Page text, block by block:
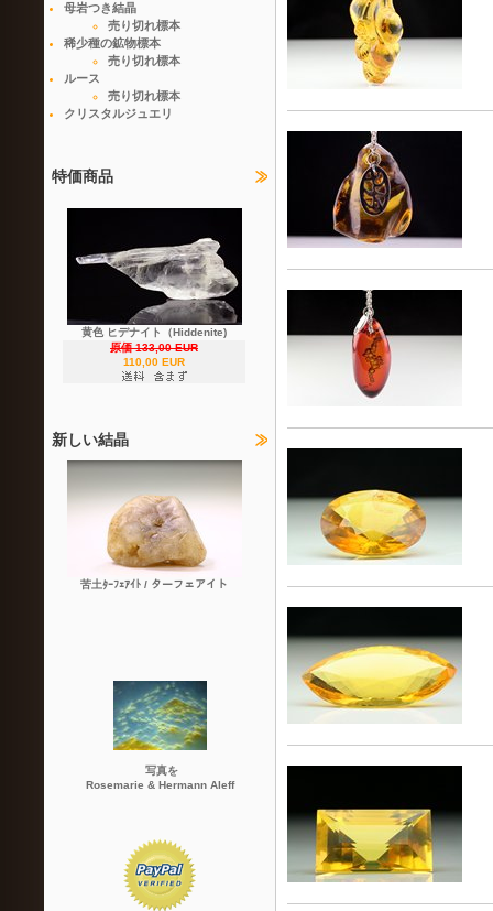
母岩つき結晶
売り切れ標本
稀少種の鉱物標本
売り切れ標本
ルース
売り切れ標本
クリスタルジュエリ
特価商品
黄色 ヒデナイト（Hiddenite)
原価 133,00 EUR
110,00 EUR
新しい結晶
苦土ﾀｰﾌｪｱｲﾄ / ターフェアイト
写真を
Rosemarie & Hermann Aleff